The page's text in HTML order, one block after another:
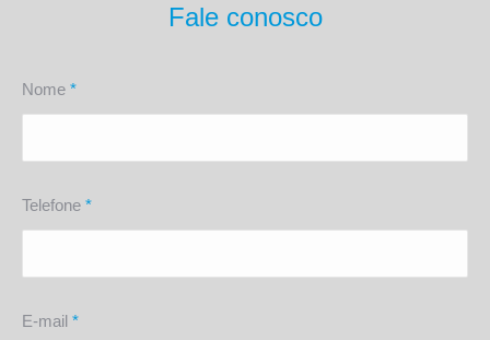
Fale conosco
Nome *
Telefone *
E-mail *